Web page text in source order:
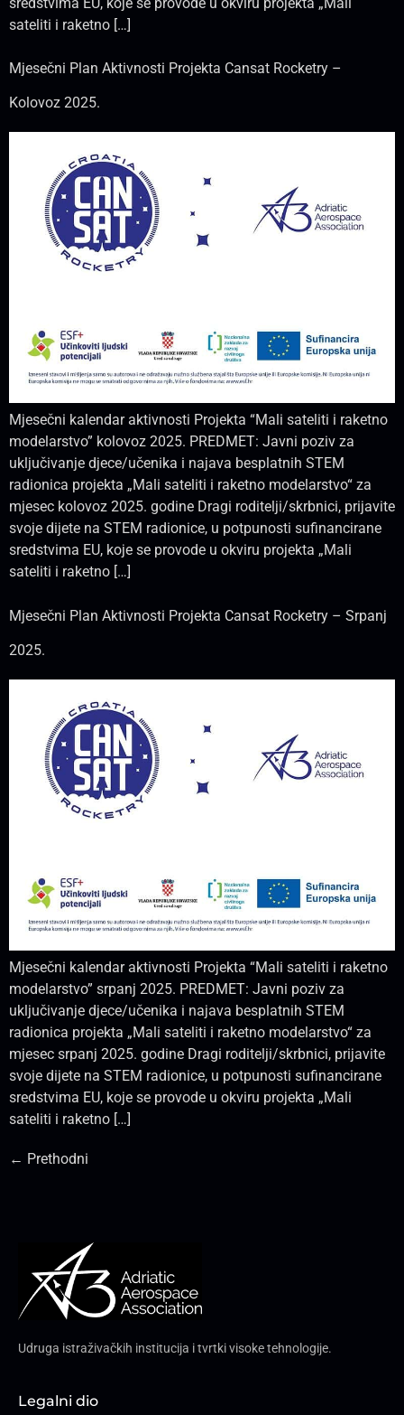
sateliti i raketno […]
Mjesečni Plan Aktivnosti Projekta Cansat Rocketry –
Kolovoz 2025.
Mjesečni kalendar aktivnosti Projekta “Mali sateliti i raketno
modelarstvo” kolovoz 2025. PREDMET: Javni poziv za
uključivanje djece/učenika i najava besplatnih STEM
radionica projekta „Mali sateliti i raketno modelarstvo“ za
mjesec kolovoz 2025. godine Dragi roditelji/skrbnici, prijavite
svoje dijete na STEM radionice, u potpunosti sufinancirane
sredstvima EU, koje se provode u okviru projekta „Mali
sateliti i raketno […]
Mjesečni Plan Aktivnosti Projekta Cansat Rocketry – Srpanj
2025.
Mjesečni kalendar aktivnosti Projekta “Mali sateliti i raketno
modelarstvo” srpanj 2025. PREDMET: Javni poziv za
uključivanje djece/učenika i najava besplatnih STEM
radionica projekta „Mali sateliti i raketno modelarstvo“ za
mjesec srpanj 2025. godine Dragi roditelji/skrbnici, prijavite
svoje dijete na STEM radionice, u potpunosti sufinancirane
sredstvima EU, koje se provode u okviru projekta „Mali
sateliti i raketno […]
← Prethodni
Udruga istraživačkih institucija i tvrtki visoke tehnologije.
Legalni dio